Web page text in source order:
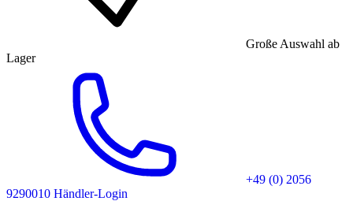
Große Auswahl ab
Lager
+49 (0) 2056
9290010 Händler-Login